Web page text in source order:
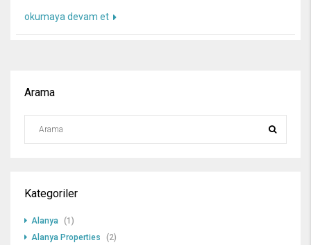
okumaya devam et
Arama
Kategoriler
Alanya (1)
Alanya Properties
(2)